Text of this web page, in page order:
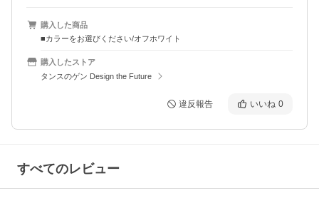
購入した商品
■カラーをお選びください/オフホワイト
購入したストア
タンスのゲン Design the Future
違反報告 いいね 0
すべてのレビュー